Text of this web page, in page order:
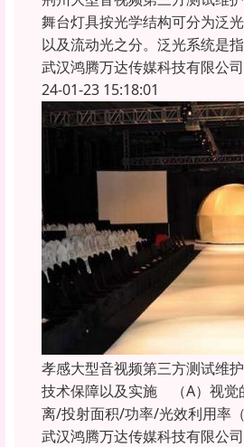
舞台灯具按光学结构可分为泛
以及流动光之分。泛光系统是
武汉鸿腾万达传媒科技有限公司
24-01-23 15:18:01
孝感大型音视频第三方测试维
技术保障以及实施 （A）视觉
离/投射面积/功率/光效利用率
武汉鸿腾万达传媒科技有限公司